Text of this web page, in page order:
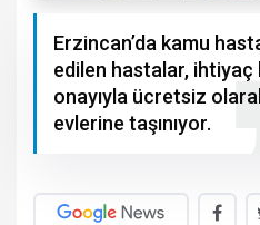
Erzincan’da kamu
edilen hastalar,
onayıyla ücretsiz
evlerine taşınıyor.